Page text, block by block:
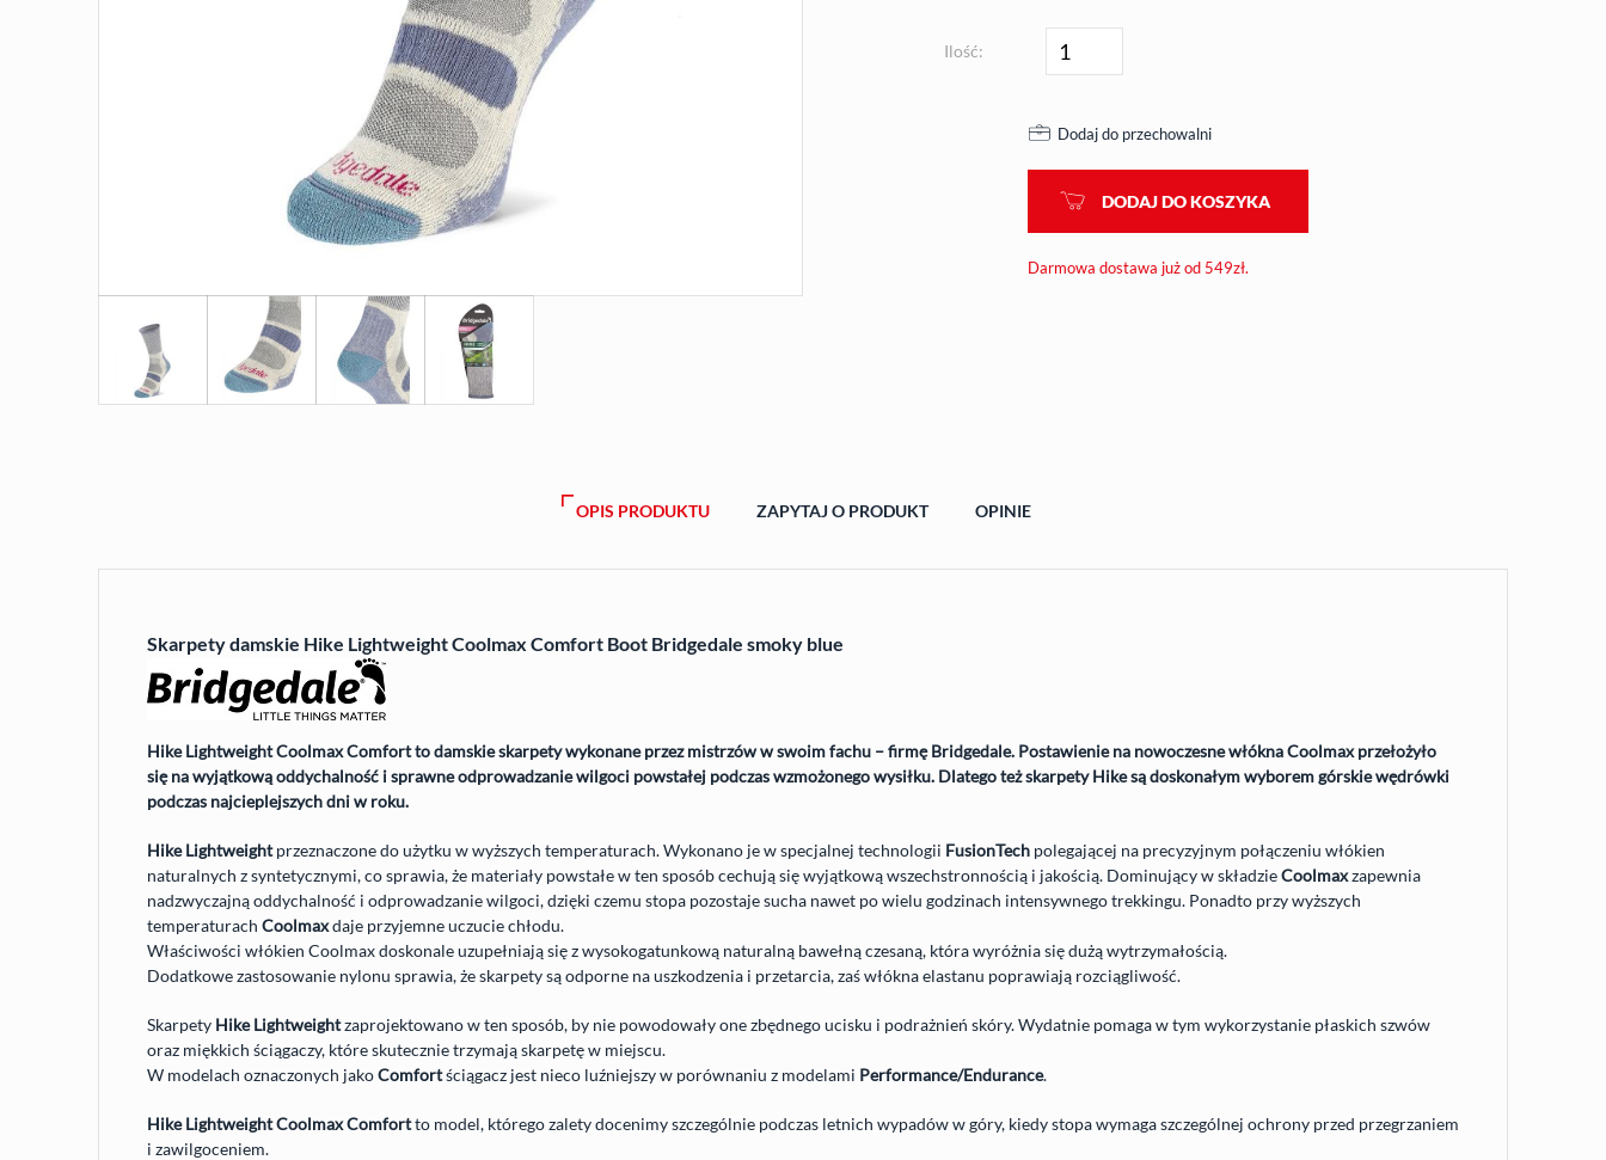
Ilość:
Dodaj do przechowalni
DODAJ DO KOSZYKA
Darmowa dostawa już od 549zł.
OPIS PRODUKTU ZAPYTAJ O PRODUKT OPINIE
Skarpety damskie Hike Lightweight Coolmax Comfort Boot Bridgedale smoky blue
Hike Lightweight Coolmax Comfort to damskie skarpety wykonane przez mistrzów w swoim fachu – firmę Bridgedale. Postawienie na nowoczesne włókna Coolmax przełożyło
się na wyjątkową oddychalność i sprawne odprowadzanie wilgoci powstałej podczas wzmożonego wysiłku. Dlatego też skarpety Hike są doskonałym wyborem górskie wędrówki
podczas najcieplejszych dni w roku.
Hike Lightweightprzeznaczone do użytku w wyższych temperaturach. Wykonano je w specjalnej technologii FusionTech polegającej na precyzyjnym połączeniu włókien
naturalnych z syntetycznymi, co sprawia, że materiały powstałe w ten sposób cechują się wyjątkową wszechstronnością i jakością. Dominujący w składzieCoolmaxzapewnia
nadzwyczajną oddychalność i odprowadzanie wilgoci, dzięki czemu stopa pozostaje sucha nawet po wielu godzinach intensywnego trekkingu. Ponadto przy wyższych
temperaturach Coolmaxdaje przyjemne uczucie chłodu.
Właściwości włókien Coolmax doskonale uzupełniają się z wysokogatunkową naturalną bawełną czesaną, która wyróżnia się dużą wytrzymałością.
Dodatkowe zastosowanie nylonu sprawia, że skarpety są odporne na uszkodzenia i przetarcia, zaś włókna elastanu poprawiają rozciągliwość.
Skarpety Hike Lightweightzaprojektowano w ten sposób, by nie powodowały one zbędnego ucisku i podrażnień skóry. Wydatnie pomaga w tym wykorzystanie płaskich szwów
oraz miękkich ściągaczy, które skutecznie trzymają skarpetę w miejscu.
W modelach oznaczonych jakoComfortściągacz jest nieco luźniejszy w porównaniu z modelami Performance/Endurance.
Hike Lightweight Coolmax Comfortto model, którego zalety docenimy szczególnie podczas letnich wypadów w góry, kiedy stopa wymaga szczególnej ochrony przed przegrzaniem
i zawilgoceniem.